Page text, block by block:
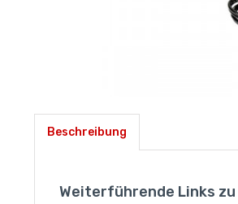
Beschreibung
Weiterführende Links